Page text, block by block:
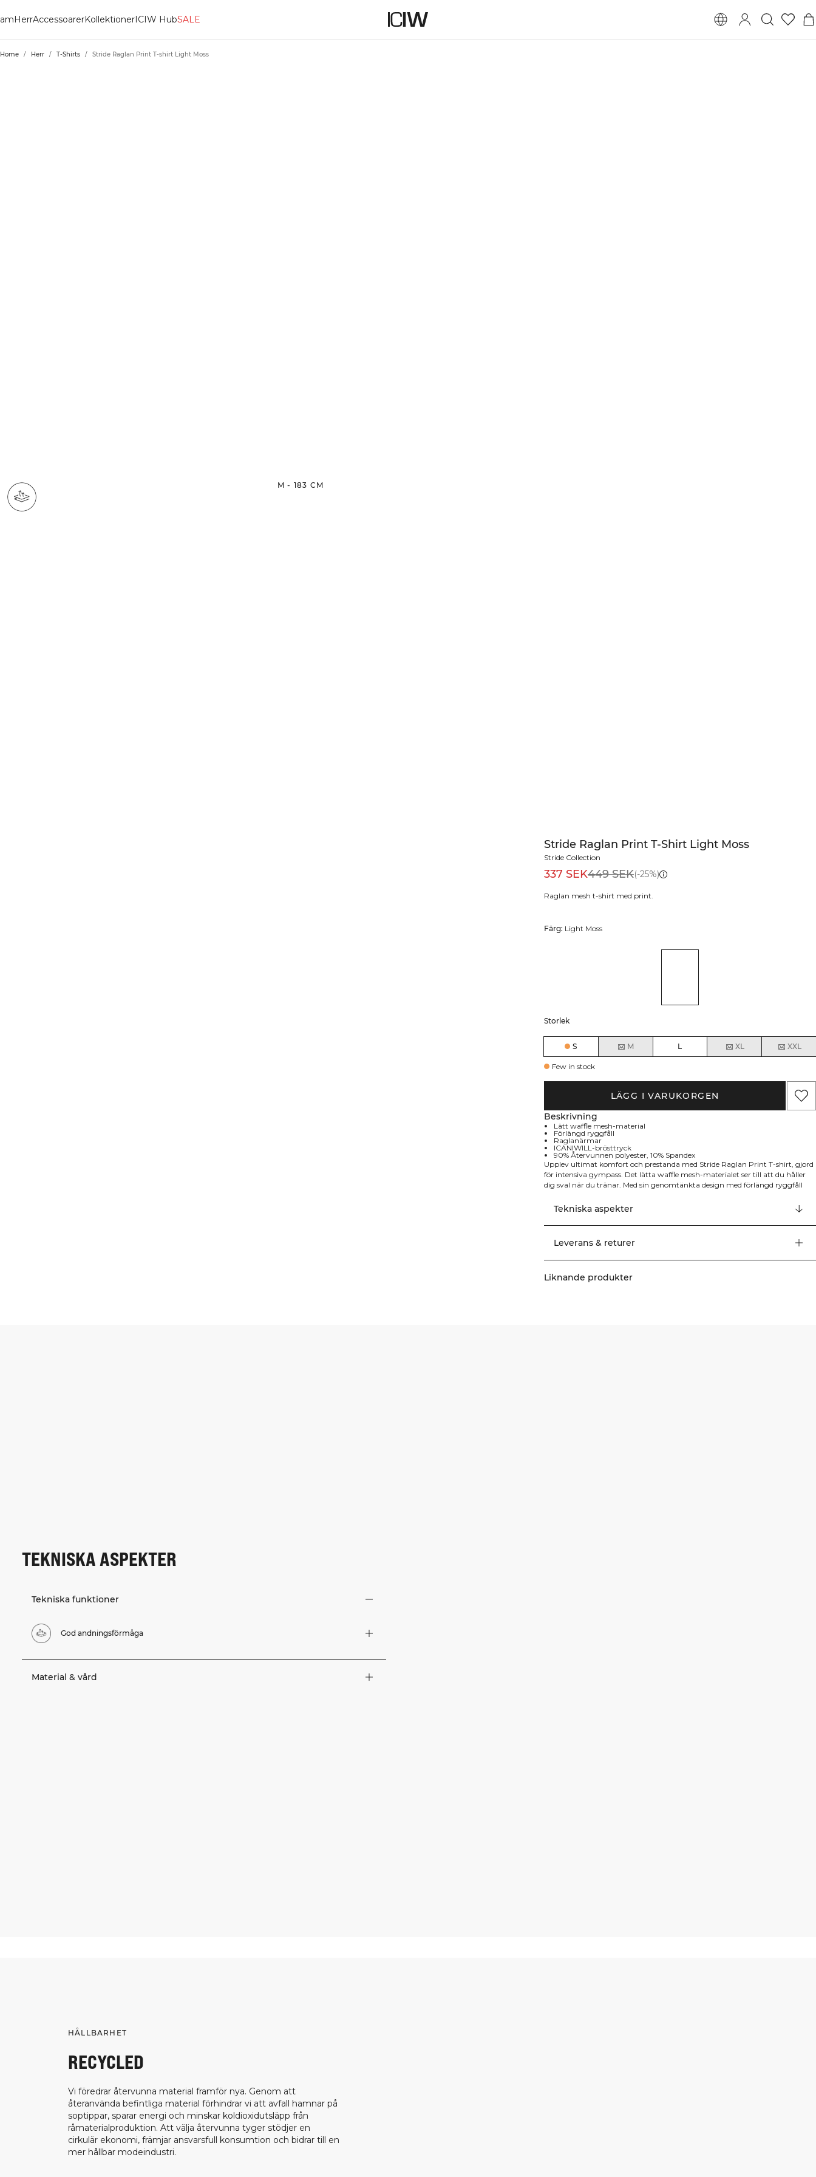
HerrAccessoarerKollektionerICIW HubSALE
Home / Herr / T-Shirts / Stride Raglan Print T-shirt Light Moss
M - 183 CM
Stride Raglan Print T-Shirt Light Moss
Stride Collection
337 SEK449 SEK(-25%)
Raglan mesh t-shirt med print.
Färg: Light Moss
Storlek
S M L XL XXL
Few in stock
LÄGG I VARUKORGEN
Beskrivning
Lätt waffle mesh-material
Förlängd ryggfåll
Raglanärmar
ICANIWILL-brösttryck
90% Återvunnen polyester, 10% Spandex
Upplev ultimat komfort och prestanda med Stride Raglan Print T-shirt, gjord
för intensiva gympass. Det lätta waffle mesh-materialet ser till att du håller
dig sval när du tränar. Med sin genomtänkta design med förlängd ryggfåll
funktionalitet. Raglanärmarna ger obegränsad rörelsefrihet under varje
övning, medan ICANIWILL-trycket på bröstet tillför ett statement till din
träningsoutfit. 90% Återvunnen polyester, 10% Elastan
Tekniska aspekter
Leverans & returer
Liknande produkter
TEKNISKA ASPEKTER
Tekniska funktioner
God andningsförmåga
Material & vård
HÅLLBARHET
RECYCLED
Vi föredrar återvunna material framför nya. Genom att
återanvända befintliga material förhindrar vi att avfall hamnar på
soptippar, sparar energi och minskar koldioxidutsläpp från
råmaterialproduktion. Att välja återvunna tyger stödjer en
cirkulär ekonomi, främjar ansvarsfull konsumtion och bidrar till en
mer hållbar modeindustri.